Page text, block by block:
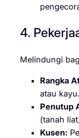
4.
Melindungi
Rangka
atau kayu.
Penutup
(tanah
Kusen: